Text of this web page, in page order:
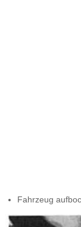
Fahrzeug